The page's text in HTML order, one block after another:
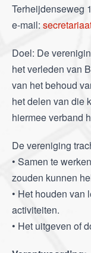
Terheijdenseweg
e-mail:
Doel: De
het verleden van
van het behoud
het delen van die
hiermee verband
De vereniging
• Samen te
zouden kunnen
• Het houden van
activiteiten.
• Het uitgeven of